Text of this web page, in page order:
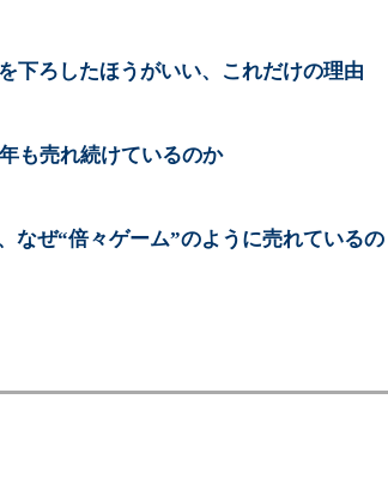
下ろしたほうがいい、これだけの理由
も売れ続けているのか
なぜ“倍々ゲーム”のように売れているの